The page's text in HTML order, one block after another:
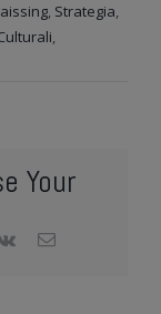
, Strategia,
,
Your
vk Email